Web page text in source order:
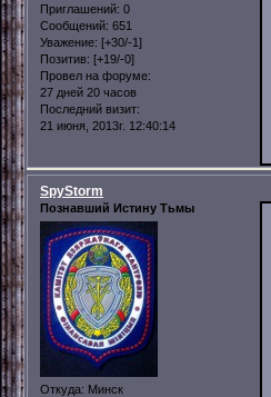
Приглашений: 0
Сообщений: 651
Уважение: [+30/-1]
Позитив: [+19/-0]
Провел на форуме:
27 дней 20 часов
Последний визит:
21 июня, 2013г. 12:40:14
SpyStorm
Познавший Истину Тьмы
Откуда: Минск